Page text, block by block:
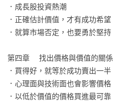
雷浩斯（價值投資者、財經作家）
財報狗（台灣最大的基本面資訊平
觸，但當你踏入價值投資的旅程一
對旅途上的問題做出說明。如果你
對你曾百思不解的問題做出清楚地
只能讚嘆他的理性邏輯。《投資最
．成長股投資熱潮
．正確估計價值，才有成功希望
．就算市場否定，也要勇於堅持
第四章	找出價格與價值的關係
．買得好，就等於成功賣出一半
．心理面與技術面也會影響價格
．以低於價值的價格買進最可靠